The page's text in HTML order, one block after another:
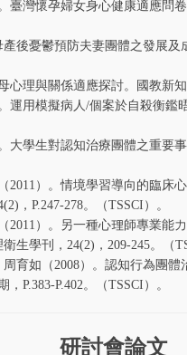
臺灣懷孕婦女身心健康適應問
產後憂鬱預防夫妻團體之發展及
心理與關係適應探討。國教新
運用模擬病人/個案於自殺衡鑑
大學生對認知治療團體之重要
2011 ）。情境學習導向的臨床
， P.247-278。（TSSCI ）。
2011 ）。另一種心理師專業能
生學刊， 24(2) ， 209-245。（
育如（2008）。認知行為團體
， P.383-P.402。（TSSCI ）。
研討會論文